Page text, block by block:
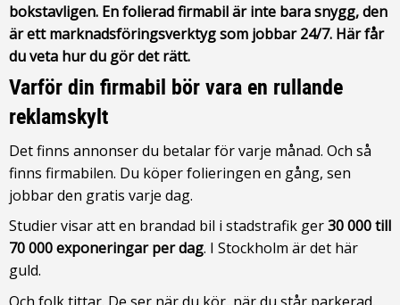
bokstavligen. En folierad firmabil är inte bara snygg, den
är ett marknadsföringsverktyg som jobbar 24/7. Här får
du veta hur du gör det rätt.
Varför din firmabil bör vara en rullande
reklamskylt
Det finns annonser du betalar för varje månad. Och så
finns firmabilen. Du köper folieringen en gång, sen
jobbar den gratis varje dag.
Studier visar att en brandad bil i stadstrafik ger30 000 till
70 000 exponeringar per dag. I Stockholm är det här
guld.